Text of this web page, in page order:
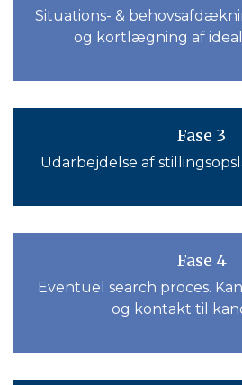
Situations- &
og kortlægning af
Fase 3
Udarbejdelse af
Fase 4
Eventuel search proces.
og kontakt til